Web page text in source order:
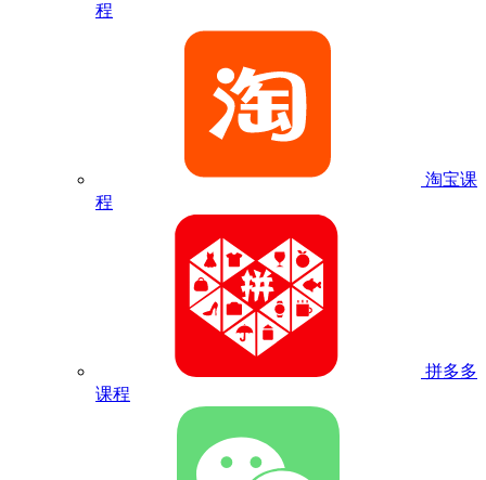
程
淘宝课
程
拼多多
课程